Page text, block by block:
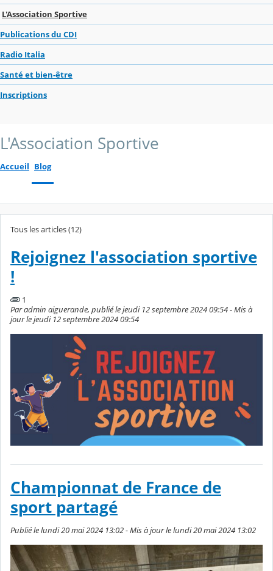
L'Association Sportive
Publications du CDI
Radio Italia
Santé et bien-être
Inscriptions
L'Association Sportive
Accueil Blog
Tous les articles (12)
Rejoignez l'association sportive
!
1
Par admin aiguerande, publié le jeudi 12 septembre 2024 09:54 - Mis à
jour le jeudi 12 septembre 2024 09:54
Championnat de France de
sport partagé
Publié le lundi 20 mai 2024 13:02 - Mis à jour le lundi 20 mai 2024 13:02